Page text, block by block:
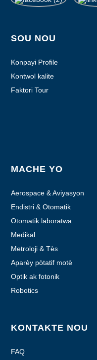
SOU NOU
Konpayi Profile
Kontwol kalite
Faktori Tour
MACHE YO
Aerospace & Aviyasyon
Endistri & Otomatik
Otomatik laboratwa
Medikal
Metroloji & Tès
Aparèy pòtatif motè
Optik ak fotonik
Robotics
KONTAKTE NOU
FAQ